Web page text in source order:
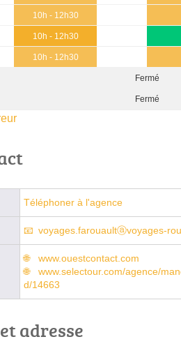
10h - 12h30
10h - 12h30
10h - 12h30
Fermé
Fermé
Téléphoner à l'agence
voyages.farouaultⓐvoyages-
www.ouestcontact.com
www.selectour.com/agence/
d/14663
adresse